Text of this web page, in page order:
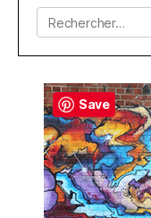
Rechercher :
Save